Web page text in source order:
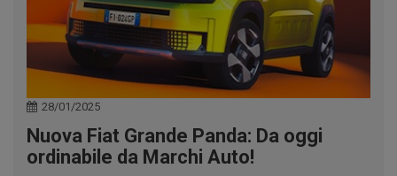
28/01/2025
Nuova Fiat Grande Panda: Da oggi
ordinabile da Marchi Auto!